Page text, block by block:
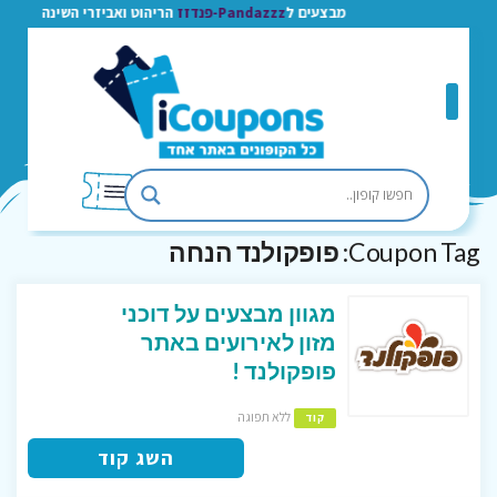
מבצעים ל Pandazzz-פנדזז הריהוט ואביזרי השינה
Coupon Tag: פופקולנד הנחה
מגוון מבצעים על דוכני
מזון לאירועים באתר
פופקולנד !
קוד ללא תפוגה
השג קוד